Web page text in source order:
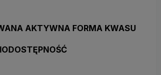
AKTYWNA FORMA KWASU